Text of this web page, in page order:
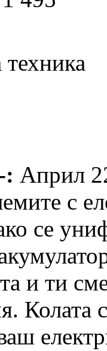
техника
: Април
с
се
и ти